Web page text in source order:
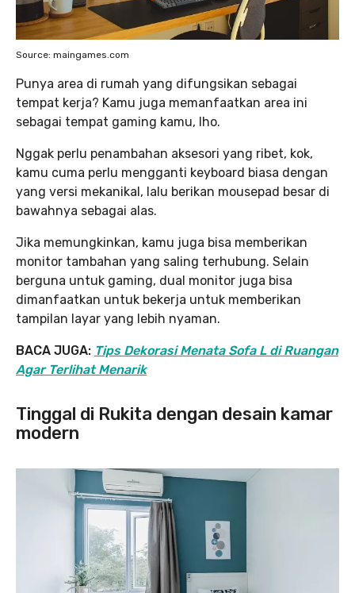
Source: maingames.com
Punya area di rumah yang difungsikan sebagai
tempat kerja? Kamu juga memanfaatkan area ini
sebagai tempat gaming kamu, lho.
Nggak perlu penambahan aksesori yang ribet, kok,
kamu cuma perlu mengganti keyboard biasa dengan
yang versi mekanikal, lalu berikan mousepad besar di
bawahnya sebagai alas.
Jika memungkinkan, kamu juga bisa memberikan
monitor tambahan yang saling terhubung. Selain
berguna untuk gaming, dual monitor juga bisa
dimanfaatkan untuk bekerja untuk memberikan
tampilan layar yang lebih nyaman.
BACA JUGA: Tips Dekorasi Menata Sofa L di Ruangan
Agar Terlihat Menarik
Tinggal di Rukita dengan desain kamar
modern